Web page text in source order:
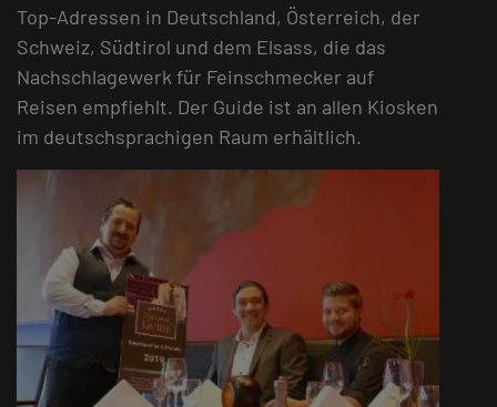
Top-Adressen in Deutschland, Österreich, der
Schweiz, Südtirol und dem Elsass, die das
Nachschlagewerk für Feinschmecker auf
Reisen empfiehlt. Der Guide ist an allen Kiosken
im deutschsprachigen Raum erhältlich.